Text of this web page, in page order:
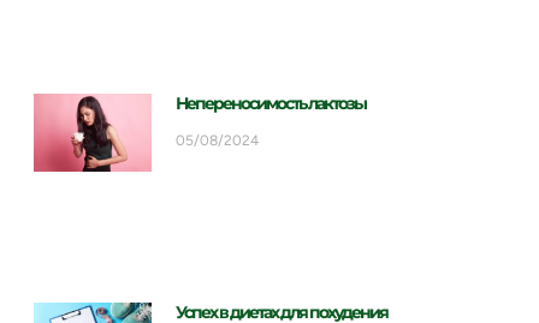
Непереносимость лактозы
05/08/2024
Успех в диетах для похудения